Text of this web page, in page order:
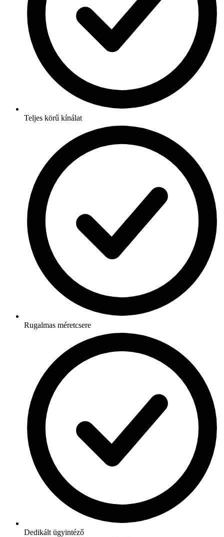
Teljes körű kínálat
Rugalmas méretcsere
Dedikált ügyintéző